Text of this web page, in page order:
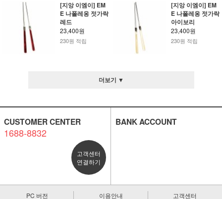
[지앙 이엠이] EM
E 나폴레옹 젓가락
레드
23,400원
230원 적립
[지앙 이엠이] EM
E 나폴레옹 젓가락
아이보리
23,400원
230원 적립
더보기 ▼
CUSTOMER CENTER
1688-8832
고객센터
연결하기
BANK ACCOUNT
PC 버전 이용안내 고객센터